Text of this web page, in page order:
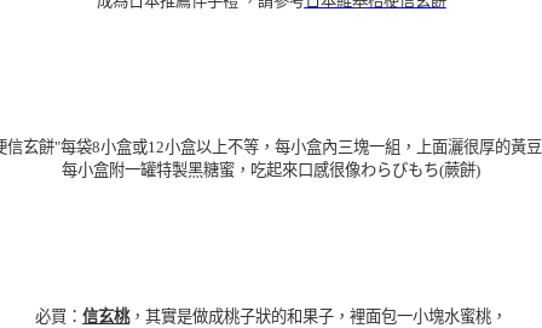
信玄餅"每袋8小盒或12小盒以上不等， 每小盒內三塊一組，上面灑很厚的黃
每小盒附一罐特製黑糖蜜，吃起來口感很像わらびもち(蕨餅)
必買： 信玄桃，其實是做成桃子狀的和果子，裡面包一小塊水蜜桃 ，